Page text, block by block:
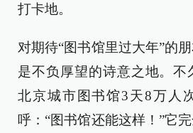
打卡地。
对期待“图书馆里过大年”的
是不负厚望的诗意之地。不
北京城市图书馆3天8万人
呼：“图书馆还能这样！”它